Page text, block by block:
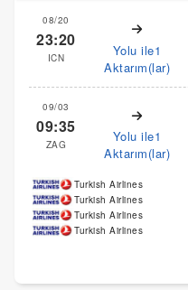
08/20
23:20
ICN
Yolu ile1
Aktarım(lar)
09/03
09:35
ZAG
Yolu ile1
Aktarım(lar)
Turkish Airlines
Turkish Airlines
Turkish Airlines
Turkish Airlines